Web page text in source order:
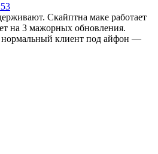
Скайптна маке работает
на 3 мажорных обновления.
клиент под айфон —